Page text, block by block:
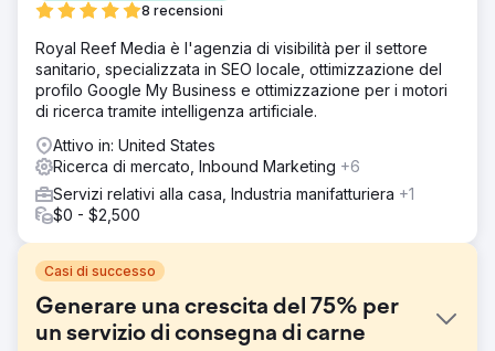
8 recensioni
Royal Reef Media è l'agenzia di visibilità per il settore
sanitario, specializzata in SEO locale, ottimizzazione del
profilo Google My Business e ottimizzazione per i motori
di ricerca tramite intelligenza artificiale.
Attivo in: United States
Ricerca di mercato, Inbound Marketing +6
Servizi relativi alla casa, Industria manifatturiera +1
$0 - $2,500
Casi di successo
Generare una crescita del 75% per
un servizio di consegna di carne